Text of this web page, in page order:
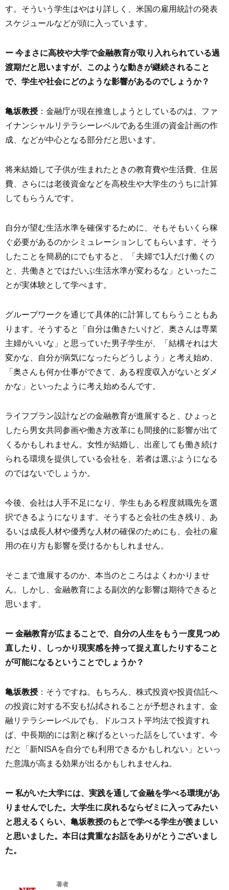
す。そういう学生はやはり詳しく、米国の雇用統計の発表
スケジュールなどが頭に入っています。
ー 今まさに高校や大学で金融教育が取り入れられている過
渡期だと思いますが、このような動きが継続されること
で、学生や社会にどのような影響があるのでしょうか？
亀坂教授 ：金融庁が現在推進しようとしているのは、ファ
イナンシャルリテラシーレベルである生涯の資金計画の作
成、などが中心となる部分だと思います。
将来結婚して子供が生まれたときの教育費や生活費、住居
費、さらには老後資金などを高校生や大学生のうちに計算
してもらうんです。
自分が望む生活水準を確保するために、そもそもいくら稼
ぐ必要があるのかシミュレーションしてもらいます。そう
したことを簡易的にでもすると、「夫婦で1人だけ働くの
と、共働きとではだいぶ生活水準が変わるな」といったこ
とが実体験として学べます。
グループワークを通じて具体的に計算してもらうこともあ
ります。そうすると「自分は働きたいけど、奥さんは専業
主婦がいいな」と思っていた男子学生が、「結構それは大
変かな、自分が病気になったらどうしよう」と考え始め、
「奥さんも何か仕事ができて、ある程度収入がないとダメ
かな」といったように考え始めるんです。
ライフプラン設計などの金融教育が進展すると、ひょっと
したら男女共同参画や働き方改革にも間接的に影響が出て
くるかもしれません。女性が結婚し、出産しても働き続け
られる環境を提供している会社を、若者は選ぶようになる
のではないでしょうか。
今後、会社は人手不足になり、学生もある程度就職先を選
択できるようになります。そうすると会社の生き残り、あ
るいは成長人材や優秀な人材の確保のためにも、会社の雇
用の在り方も影響を受けるかもしれません。
そこまで進展するのか、本当のところはよくわかりませ
ん。しかし、金融教育による副次的な影響は期待できると
思います。
ー 金融教育が広まることで、自分の人生をもう一度見つめ
直したり、しっかり現実感を持って捉え直したりすること
が可能になるということでしょうか？
亀坂教授 ：そうですね。もちろん、株式投資や投資信託へ
の投資に対する不安も払拭されることが予想されます。金
融リテラシーレベルでも、ドルコスト平均法で投資すれ
ば、中長期的には割と稼げるといった話をしています。今
だと「新NISAを自分でも利用できるかもしれない」といっ
た意識が高まる効果が出るかもしれませんね。
ー 私がいた大学には、実践を通して金融を学べる環境があ
りませんでした。大学生に戻れるならゼミに入ってみたい
と思えるくらい、亀坂教授のもとで学べる学生が羨ましい
と思いました。本日は貴重なお話をありがとうございまし
た。
著者